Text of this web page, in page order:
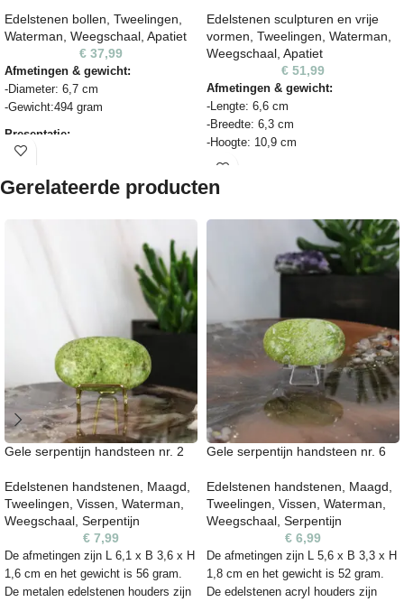
Edelstenen bollen Tweelingen
Waterman Weegschaal Apatiet
€ 37,99
Afmetingen & gewicht:
-Diameter: 6,7 cm
-Gewicht:494 gram
Presentatie:
Deze steen is op de foto geplaatst
edelstenen bollen ter illustratie. De
verkrijgbaar in de webshop.
Bekijk edelsteenhouders ›
Uniek natuurproduct:
De steen op de foto is exact het
exemplaar dat je ontvangt. Dit is een
natuurproduct: elk stuk is uniek in
vorm, kleur en textuur. Kleine
oneffenheden of natuurlijke lijnen
horen daarbij en onderstrepen het
authentieke karakter van de steen.
Let op: kleuren kunnen iets afwijken
je beeldscherm.
Edelstenen sculpturen en vrije
vormen Tweelingen Waterman
Weegschaal Apatiet
€ 51,99
Afmetingen & gewicht:
-Lengte: 6,6 cm
-Breedte: 6,3 cm
-Hoogte: 10,9 cm
-Gewicht: 806 gram
Uniek natuurproduct:
De steen op de foto is exact het
exemplaar dat je ontvangt. Dit is een
natuurproduct: elk stuk is uniek in
vorm, kleur en textuur. Kleine
authentieke karakter van de steen.
kleuren kunnen iets afwijken
door lichtinval of de instellingen van
je beeldscherm.
Gerelateerde producten
Gele serpentijn handsteen nr. 2
Edelstenen handstenen Maagd
Tweelingen Vissen Waterman
Weegschaal Serpentijn
€ 7,99
De afmetingen zijn L 6,1 x B 3,6 x H
1,6 cm en het gewicht is 56 gram.
De metalen edelstenen houders zijn
Gele serpentijn handsteen nr. 6
Edelstenen handstenen Maagd
Tweelingen Vissen Waterman
Weegschaal Serpentijn
€ 6,99
De afmetingen zijn L 5,6 x B 3,3 x H
1,8 cm en het gewicht is 52 gram.
De edelstenen acryl houders zijn